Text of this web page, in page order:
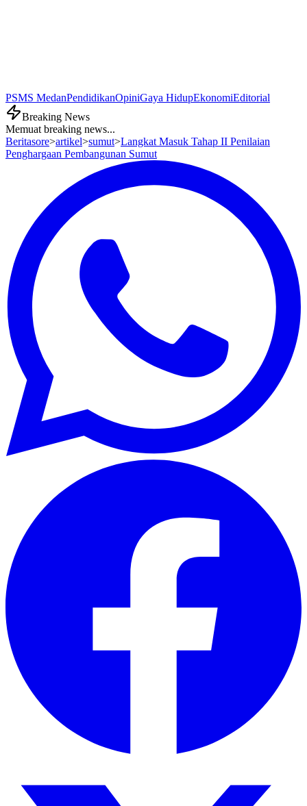
PSMS MedanPendidikanOpiniGaya HidupEkonomiEditorial
Breaking News
Memuat breaking news...
Beritasore>artikel>sumut>Langkat Masuk Tahap II Penilaian
Penghargaan Pembangunan Sumut